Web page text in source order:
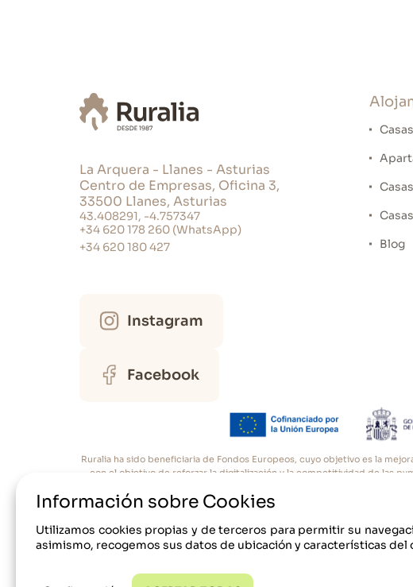
Baños
Nº total duchas: 1
Toallas
La Arquera - Llanes - Asturias
Centro de Empresas, Oficina 3,
33500 Llanes, Asturias
43.408291, -4.757347
+34 620 178 260 (WhatsApp)
+34 620 180 427
Instagram
Facebook
Blog
Ruralia ha sido beneficiaria de Fondos Europeos, cuyo objetivo es la
con el objetivo de reforzar la digitalización y la competitividad de las
Información sobre Cookies
Utilizamos cookies propias y de terceros para permitir su
asimismo, recogemos sus datos de ubicación y características